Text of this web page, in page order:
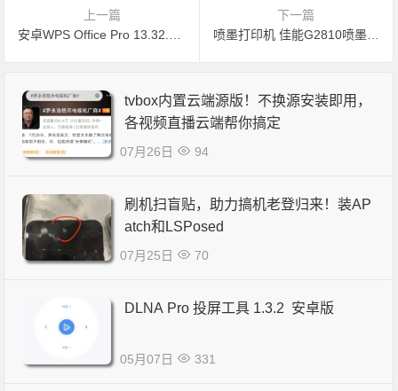
上一篇
下一篇
喷墨打印机 佳能G2810喷墨打印机p08排空气方法教程
tvbox内置云端源版！不换源安装即用，
各视频直播云端帮你搞定
07月26日 94
刷机扫盲贴，助力搞机老登归来！装AP
atch和LSPosed
07月25日 70
DLNA Pro 投屏工具 1.3.2 安卓版
05月07日 331